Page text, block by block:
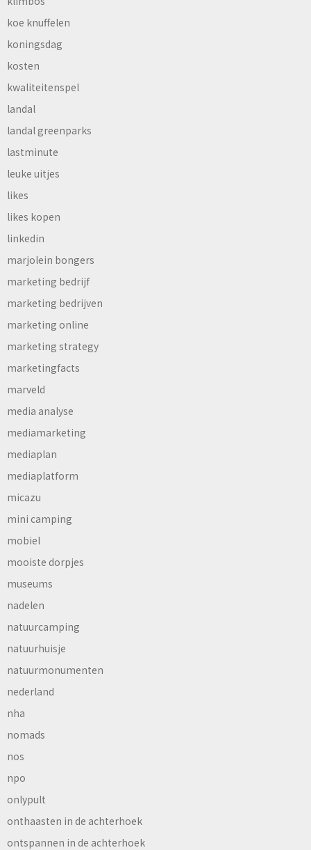
koe knuffelen
koningsdag
kosten
kwaliteitenspel
landal
landal greenparks
lastminute
leuke uitjes
likes
likes kopen
linkedin
marjolein bongers
marketing bedrijf
marketing bedrijven
marketing online
marketing strategy
marketingfacts
marveld
media analyse
mediamarketing
mediaplan
mediaplatform
micazu
mini camping
mobiel
mooiste dorpjes
museums
nadelen
natuurcamping
natuurhuisje
natuurmonumenten
nederland
nha
nomads
nos
npo
onlypult
onthaasten in de achterhoek
ontspannen in de achterhoek